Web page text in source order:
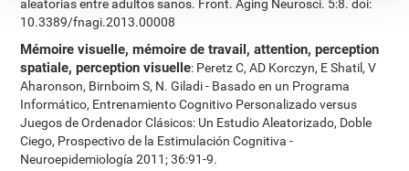
aleatorias entre adultos sanos. Front. Aging Neurosci. 5:8. doi:
10.3389/fnagi.2013.00008
Mémoire visuelle, mémoire de travail, attention, perception
spatiale, perception visuelle: Peretz C, AD Korczyn, E Shatil, V
Aharonson, Birnboim S, N. Giladi - Basado en un Programa
Informático, Entrenamiento Cognitivo Personalizado versus
Juegos de Ordenador Clásicos: Un Estudio Aleatorizado, Doble
Ciego, Prospectivo de la Estimulación Cognitiva -
Neuroepidemiología 2011; 36:91-9.